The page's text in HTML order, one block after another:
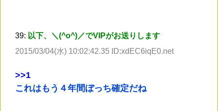
39: 以下、＼(^o^)／でVIPがお送りします
2015/03/04(水) 10:02:42.35 ID:xdEC6iqE0.net
>>1
これはもう４年間ぼっち確定だね